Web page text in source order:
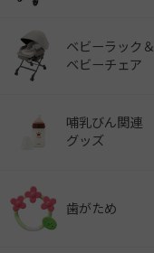
ベビーラック＆
ベビーチェア
哺乳びん関連
グッズ
歯がため